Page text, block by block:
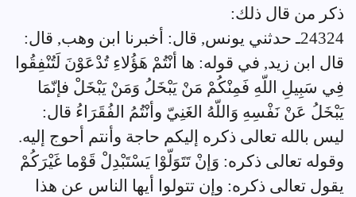
ذكر من قال ذلك:
24324ـ حدثني يونس, قال: أخبرنا ابن وهب, قال:
قال ابن زيد, في قوله: ها أنْتُمْ هَؤُلاءِ تُدْعَوْنَ لَتُنْفِقُوا
فِي سَبِيلِ اللّهِ فَمِنْكُمْ مَنْ يَبْخَلُ وَمَنْ يَبْخَلْ فإنّمَا
يَبْخَلُ عَنْ نَفْسِهِ وَاللّهُ الغَنِيّ وأنْتُمُ الفُقَرَاءُ قال:
ليس بالله تعالى ذكره إليكم حاجة وأنتم أحوج إليه.
وقوله تعالى ذكره: وَإنْ تَتَوَلّوْا يَسْتَبْدِلْ قَوْما غَيْرَكُمْ
يقول تعالى ذكره: وإن تتولوا أيها الناس عن هذا